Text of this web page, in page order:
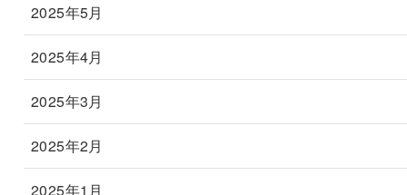
2025年5月
2025年4月
2025年3月
2025年2月
2025年1月